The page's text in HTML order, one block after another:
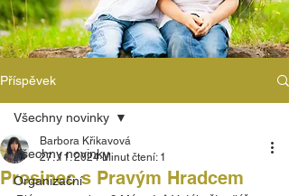
Příspěvek
Všechny novinky
Organizační
Všechny novinky
Prosinec s Pravým Hradcem
Barbora Křikavová
27. 11. 2024 Minut čtení: 1